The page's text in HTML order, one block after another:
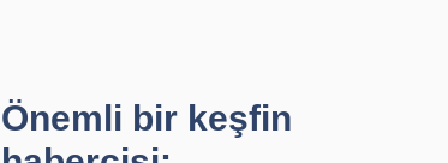
Önemli bir keşfin